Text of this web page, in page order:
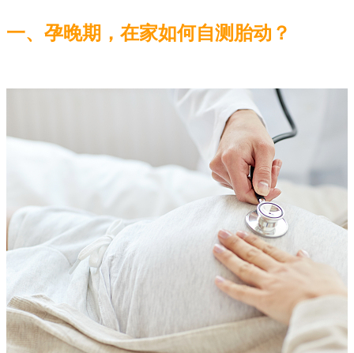
一、孕晚期，在家如何自测胎动？